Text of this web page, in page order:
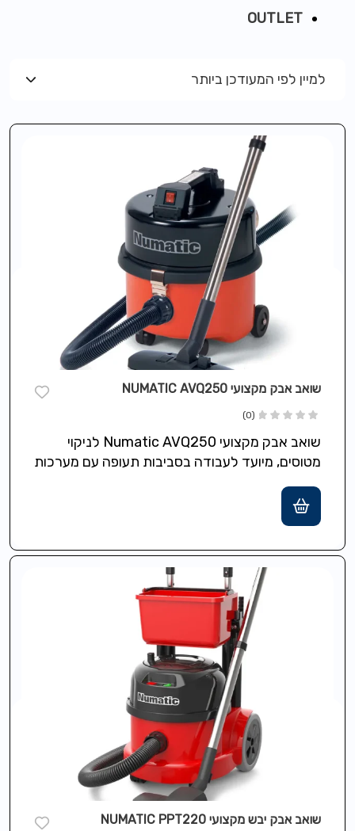
OUTLET
למיין לפי המעודכן ביותר
שואב אבק מקצועי NUMATIC AVQ250
(0)
שואב אבק מקצועי Numatic AVQ250 לניקוי
מטוסים, מיועד לעבודה בסביבות תעופה עם מערכות
שואב אבק יבש מקצועי NUMATIC PPT220